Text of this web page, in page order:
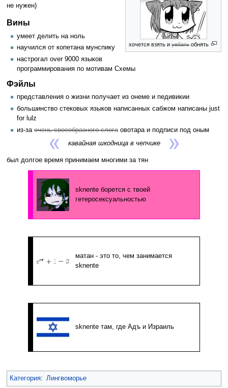
хочется взять иуебатьобнять
не нужен)
Вины
умеет делить на ноль
научился от копетана мунспику
настрогал over 9000 языков
программирования по мотивам Схемы
Фэйлы
представления о жизни получает из онеме и педивикии
большинство стековых языков написанных сабжом написаны just
for lulz
из-за очень своеобразного слога овотара и подписи под оным
кавайная шкодница в чепчике
был долгое время принимаем многими за тян
sknente борется с твоей
гетеросексуальностью
матан - это то, чем занимается
sknente
sknente там, где Адъ и Израиль
Категория: Лингвоморье